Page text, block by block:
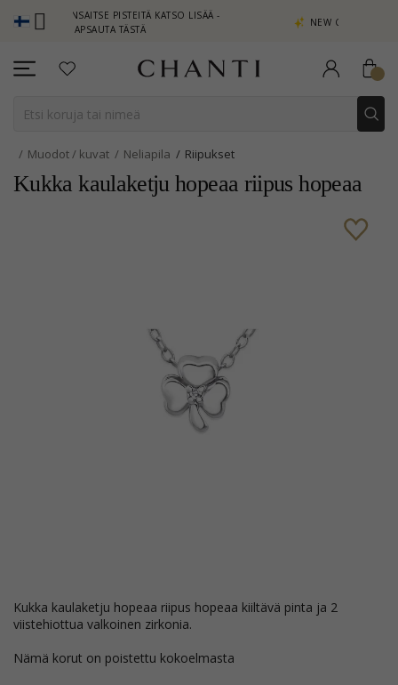
- ANSAITSE PISTEITÄ KATSO LISÄÄ -
NAPSAUTA TÄSTÄ
NEW COLLECTION | AURA
Muodot / kuvat Neliapila Riipukset
Kukka kaulaketju hopeaa riipus hopeaa
kukka kaulaketju hopeaa riipus hopeaa kiiltävä pinta ja 2
viistehiottua valkoinen zirkonia.
Nämä korut on poistettu kokoelmasta